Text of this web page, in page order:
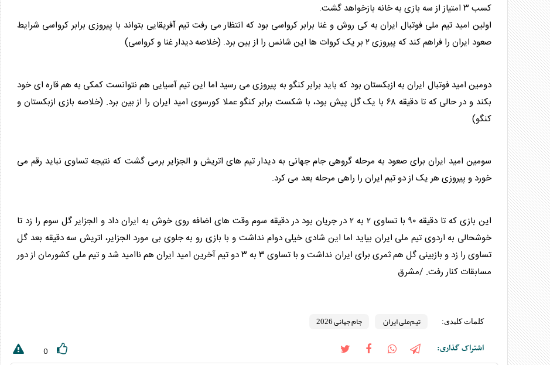
کسب ۳ امتیاز از سه بازی به خانه بازخواهد گشت.
اولین امید تیم ملی فوتبال ایران به کی روش و غنا برابر کرواسی بود که انتظار می رفت تیم آفریقایی بتواند با پیروزی برابر کرواسی شرایط
صعود ایران را فراهم کند که پیروزی ۲ بر یک کروات ها این شانس را از بین برد. (خلاصه دیدار غنا و کرواسی)
دومین امید فوتبال ایران به ازبکستان بود که باید برابر کنگو به پیروزی می رسید اما این تیم آسیایی هم نتوانست کمکی به هم قاره ای خود
بکند و در حالی که تا دقیقه ۶۸ با یک گل پیش بود، با شکست برابر کنگو عملا کورسوی امید ایران را از بین برد. (خلاصه بازی ازبکستان و
کنگو)
سومین امید ایران برای صعود به مرحله گروهی جام جهانی به دیدار تیم های اتریش و الجزایر برمی گشت که نتیجه تساوی نباید رقم می
خورد و پیروزی هر یک از دو تیم ایران را راهی مرحله بعد می کرد.
این بازی که تا دقیقه ۹۰ با تساوی ۲ به ۲ در جریان بود در دقیقه سوم وقت های اضافه روی خوش به ایران داد و الجزایر گل سوم را زد تا
خوشحالی به اردوی تیم ملی ایران بیاید اما این شادی خیلی دوام نداشت و با بازی رو به جلوی بی مورد الجزایر، اتریش سه دقیقه بعد گل
تساوی را زد و بازبینی گل هم ثمری برای ایران نداشت و با تساوی ۳ به ۳ دو تیم آخرین امید ایران هم ناامید شد و تیم ملی کشورمان از دور
مسابقات کنار رفت. /مشرق
کلمات کلیدی: تیم‌ملی ایران جام جهانی 2026
اشتراک گذاری: 0